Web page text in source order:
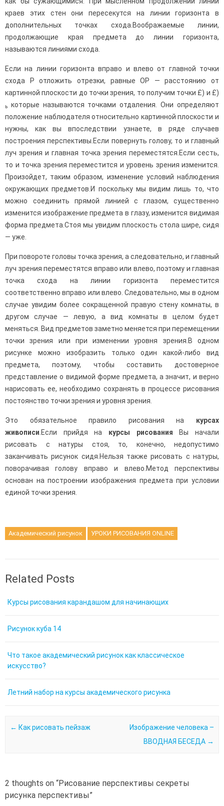
краев этих стен они пересекутся на линии горизонта в
дополнитель­ных точках схода.Воображаемые линии,
продолжающие края предмета до линии горизонта,
назы­ваются линиями схода.
Если на линии горизонта вправо и влево от главной точки
схода Р отложить отрезки, равные ОР — расстоянию от
картинной плоскости до точки зрения, то получим точки £) и £)
ь которые называются точками отдаления. Они определяют
положение наблюдателя относительно картинной плоскости и
нужны, как вы впоследствии узнаете, в ряде случаев
построения перспективы.Если повернуть голову, то и главный
луч зрения и главная точка зрения пере­местятся.Если сесть,
то и точка зрения переместится и уровень зрения изменится.
Про­изойдет, таким образом, изменение условий наблюдения
окружающих предметов.И поскольку мы видим лишь то, что
можно соединить прямой линией с глазом, существенно
изменится изображение предмета в глазу, изменится видимая
форма предмета.Стоя мы увидим плоскость стола шире, сидя
— уже.
При повороте головы точка зрения, а следовательно, и главный
луч зрения переместятся вправо или влево, поэтому и главная
точка схода на линии горизонта переместится
соответственно вправо или влево. Следовательно, мы в одном
случае увидим более сокращенной правую стену комнаты, в
другом случае — левую, а вид комнаты в целом будет
меняться. Вид предметов заметно меняется при пере­мещении
точки зрения или при изменении уровня зрения.В одном
рисунке можно изобразить только один какой-либо вид
предмета, поэтому, чтобы составить достоверное
представление о видимой форме предмета, а значит, и верно
нарисовать ее, необходимо сохранять в процессе рисования
постоянство точки зрения и уровня зрения.
Это обязательное правило рисования на курсах
живописи .Если прийдя на курсы рисования Вы начали
рисовать с натуры стоя, то, конечно, недопустимо
заканчивать рисунок сидя.Нельзя также рисовать с натуры,
поворачивая голову вправо и влево.Метод перспективы
основан на построении изображения предмета при условии
единой точки зрения.
Академический рисунок УРОКИ РИСОВАНИЯ ONLINE
Related Posts
Курсы рисования карандашом для начинающих
Рисунок куба 14
Что такое академический рисунок как классическое
искусство?
Летний набор на курсы академического рисунка
Post navigation
← Как рисовать пейзаж
Изображение человека –
ВВОДНАЯ БЕСЕДА →
2 thoughts on “Рисование перспективы секреты
рисунка перспективы”